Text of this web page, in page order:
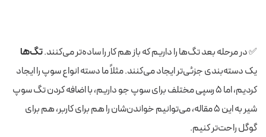
✅ در مرحله بعد تگ‌ها را داریم که باز هم کار را ساده‌تر می‌کنند.تگ‌ها
یک دسته‌بندی جزئی‌تر ایجاد می‌کنند. مثلاً ما دسته انواع سوپ را ایجاد
کردیم، اما ۵ رسپی مختلف برای سوپ جو داریم، با اضافه کردن تگ سوپ
شیر به این ۵ مقاله، می‌توانیم خواندن‌شان را هم برای کاربر، هم برای
گوگل راحت‌تر کنیم.